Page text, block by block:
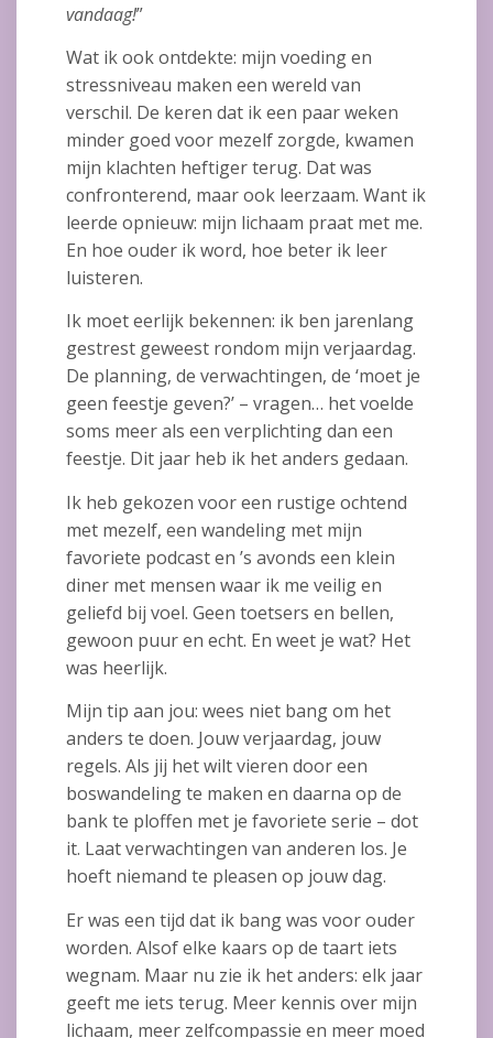
vandaag!”
Wat ik ook ontdekte: mijn voeding en
stressniveau maken een wereld van
verschil. De keren dat ik een paar weken
minder goed voor mezelf zorgde, kwamen
mijn klachten heftiger terug. Dat was
confronterend, maar ook leerzaam. Want ik
leerde opnieuw: mijn lichaam praat met me.
En hoe ouder ik word, hoe beter ik leer
luisteren.
Ik moet eerlijk bekennen: ik ben jarenlang
gestrest geweest rondom mijn verjaardag.
De planning, de verwachtingen, de ‘moet je
geen feestje geven?’ – vragen… het voelde
soms meer als een verplichting dan een
feestje. Dit jaar heb ik het anders gedaan.
Ik heb gekozen voor een rustige ochtend
met mezelf, een wandeling met mijn
favoriete podcast en ’s avonds een klein
diner met mensen waar ik me veilig en
geliefd bij voel. Geen toetsers en bellen,
gewoon puur en echt. En weet je wat? Het
was heerlijk.
Mijn tip aan jou: wees niet bang om het
anders te doen. Jouw verjaardag, jouw
regels. Als jij het wilt vieren door een
boswandeling te maken en daarna op de
bank te ploffen met je favoriete serie – dot
it. Laat verwachtingen van anderen los. Je
hoeft niemand te pleasen op jouw dag.
Er was een tijd dat ik bang was voor ouder
worden. Alsof elke kaars op de taart iets
wegnam. Maar nu zie ik het anders: elk jaar
geeft me iets terug. Meer kennis over mijn
lichaam, meer zelfcompassie en meer moed